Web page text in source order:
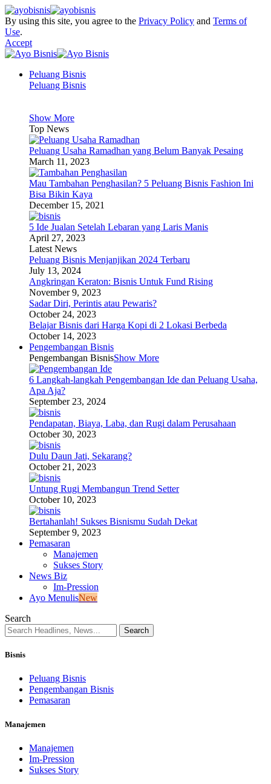
By using this site, you agree to the Privacy Policy and Terms of
Use.
Accept
Peluang Bisnis
Peluang Bisnis
Show More
Top News
Peluang Usaha Ramadhan yang Belum Banyak Pesaing
March 11, 2023
Mau Tambahan Penghasilan? 5 Peluang Bisnis Fashion Ini
Bisa Bikin Kaya
December 15, 2021
5 Ide Jualan Setelah Lebaran yang Laris Manis
April 27, 2023
Latest News
Peluang Bisnis Menjanjikan 2024 Terbaru
July 13, 2024
Angkringan Keraton: Bisnis Untuk Fund Rising
November 9, 2023
Sadar Diri, Perintis atau Pewaris?
October 24, 2023
Belajar Bisnis dari Harga Kopi di 2 Lokasi Berbeda
October 14, 2023
Pengembangan Bisnis
Pengembangan BisnisShow More
6 Langkah-langkah Pengembangan Ide dan Peluang Usaha,
Apa Aja?
September 23, 2024
Pendapatan, Biaya, Laba, dan Rugi dalam Perusahaan
October 30, 2023
Dulu Daun Jati, Sekarang?
October 21, 2023
Untung Rugi Membangun Trend Setter
October 10, 2023
Bertahanlah! Sukses Bisnismu Sudah Dekat
September 9, 2023
Pemasaran
Manajemen
Sukses Story
News Biz
Im-Pression
Ayo MenulisNew
Search
Bisnis
Peluang Bisnis
Pengembangan Bisnis
Pemasaran
Manajemen
Manajemen
Im-Pression
Sukses Story